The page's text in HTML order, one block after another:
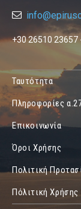
+30 26510 23657
Ταυτότητα
Πληροφορίες
Επικοινωνία
Όροι Χρήσης
Πολιτική
Πόλιτική